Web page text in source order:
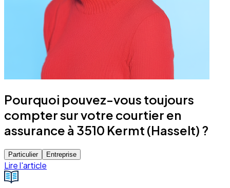
Pourquoi pouvez-vous toujours
compter sur votre courtier en
assurance à 3510 Kermt (Hasselt) ?
Particulier Entreprise
Lire l'article